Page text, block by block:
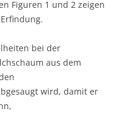
Figuren 1 und 2 zeigen
bei der
aus dem
wird, damit er